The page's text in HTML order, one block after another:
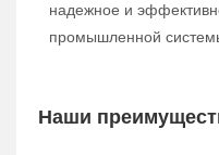
надежное и
промышленной
Наши